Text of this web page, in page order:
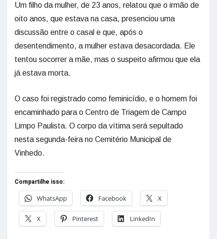
Um filho da mulher, de 23 anos, relatou que o irmão de
oito anos, que estava na casa, presenciou uma
discussão entre o casal e que, após o
desentendimento, a mulher estava desacordada. Ele
tentou socorrer a mãe, mas o suspeito afirmou que ela
já estava morta.
O caso foi registrado como feminicídio, e o homem foi
encaminhado para o Centro de Triagem de Campo
Limpo Paulista. O corpo da vítima será sepultado
nesta segunda-feira no Cemitério Municipal de
Vinhedo.
Compartilhe isso:
WhatsApp
Facebook X
X Pinterest LinkedIn